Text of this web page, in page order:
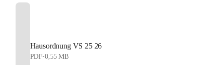
Hausordnung VS 25 26
PDF•0,55 MB